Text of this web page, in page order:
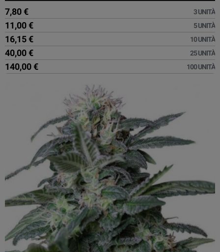
7,80 € 3 UNITÀ
11,00 € 5 UNITÀ
16,15 € 10 UNITÀ
40,00 € 25 UNITÀ
140,00 € 100 UNITÀ